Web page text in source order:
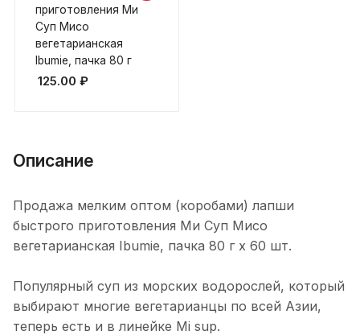
приготовления Ми
Суп Мисо
вегетарианская
Ibumie, пачка 80 г
125.00 ₽
Описание
Продажа мелким оптом (коробами) лапши
быстрого приготовления Ми Суп Мисо
вегетарианская Ibumie, пачка 80 г х 60 шт.
Популярный суп из морских водорослей, который
выбирают многие вегетарианцы по всей Азии,
теперь есть и в линейке Mi sup.